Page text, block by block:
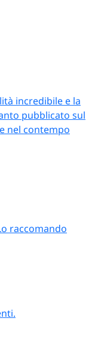
incredibile e la
pubblicato sul
nel contempo
raccomando